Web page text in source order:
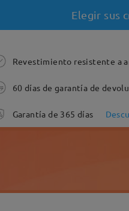
Elegir sus
Revestimiento resistente a
60 días de garantía de
Garantía de 365 días